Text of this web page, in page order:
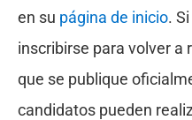
en su página de inicio. Si
inscribirse para volver a
que se publique
candidatos pueden